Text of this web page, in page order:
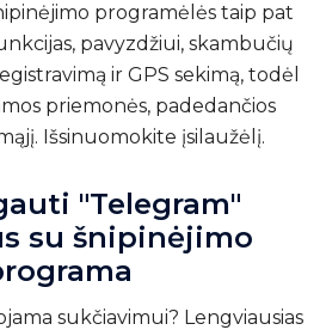
programėlės taip pat
pavyzdžiui, skambučių
ir GPS sekimą, todėl
priemonės, padedančios
Išsinuomokite įsilaužėlį.
"Telegram"
su šnipinėjimo
sukčiavimui? Lengviausias